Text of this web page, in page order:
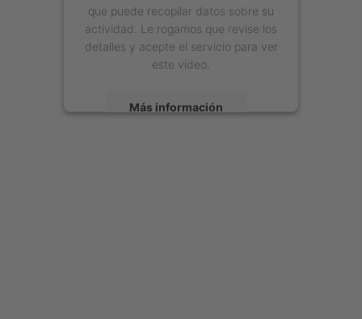
que puede recopilar datos sobre su
actividad. Le rogamos que revise los
detalles y acepte el servicio para ver
este vídeo.
Más información